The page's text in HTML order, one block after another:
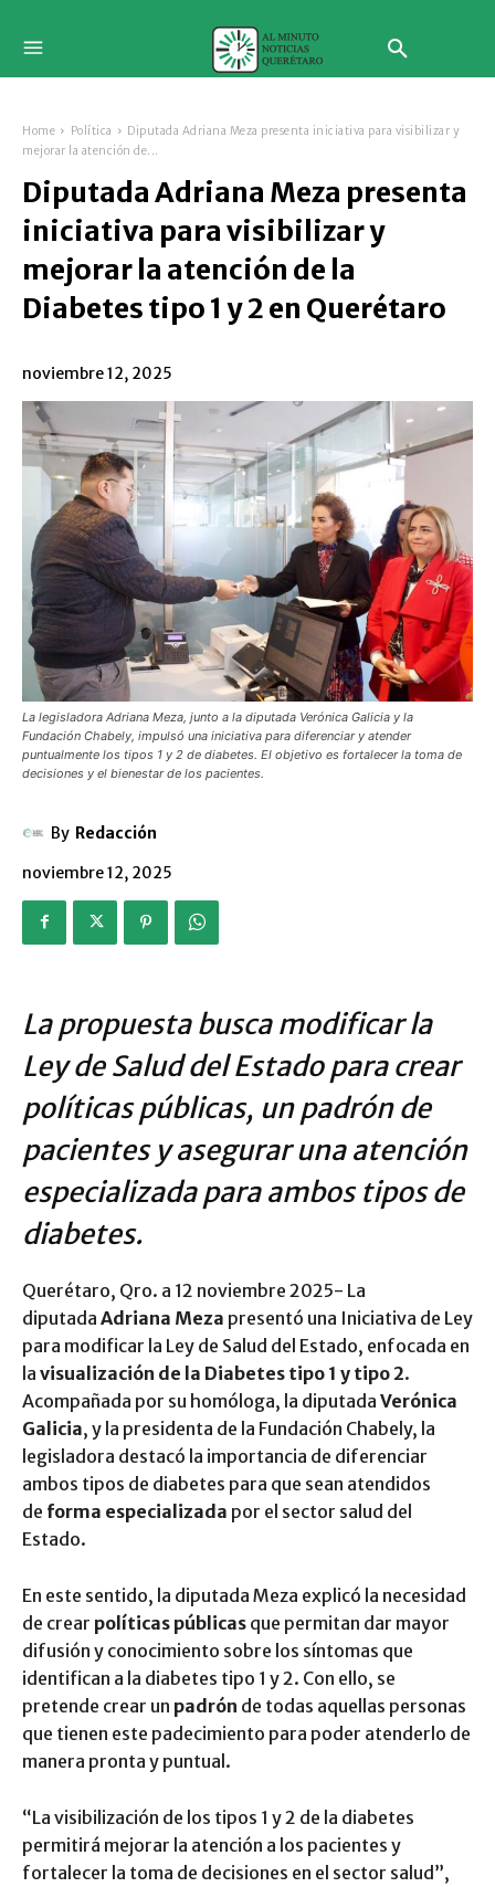
Home Política
Diputada Adriana Meza presenta iniciativa para visibilizar y
mejorar la atención de...
Diputada Adriana Meza presenta
iniciativa para visibilizar y
mejorar la atención de la
Diabetes tipo 1 y 2 en Querétaro
noviembre 12, 2025
La legisladora Adriana Meza, junto a la diputada Verónica Galicia y la
Fundación Chabely, impulsó una iniciativa para diferenciar y atender
puntualmente los tipos 1 y 2 de diabetes. El objetivo es fortalecer la toma de
decisiones y el bienestar de los pacientes.
By Redacción
noviembre 12, 2025
La propuesta busca modificar la
Ley de Salud del Estado para crear
políticas públicas, un padrón de
pacientes y asegurar una atención
especializada para ambos tipos de
diabetes.
Querétaro, Qro. a 12 noviembre 2025- La
diputada Adriana Meza presentó una Iniciativa de Ley
para modificar la Ley de Salud del Estado, enfocada en
la visualización de la Diabetes tipo 1 y tipo 2.
Acompañada por su homóloga, la diputada Verónica
Galicia, y la presidenta de la Fundación Chabely, la
legisladora destacó la importancia de diferenciar
ambos tipos de diabetes para que sean atendidos
de forma especializada por el sector salud del
Estado.
En este sentido, la diputada Meza explicó la necesidad
de crear políticas públicas que permitan dar mayor
difusión y conocimiento sobre los síntomas que
identifican a la diabetes tipo 1 y 2. Con ello, se
pretende crear un padrón de todas aquellas personas
que tienen este padecimiento para poder atenderlo de
manera pronta y puntual.
“La visibilización de los tipos 1 y 2 de la diabetes
permitirá mejorar la atención a los pacientes y
fortalecer la toma de decisiones en el sector salud”,